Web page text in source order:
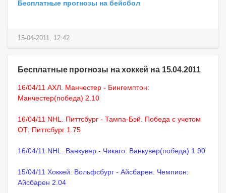
Бесплатные прогнозы на бейсбол
15-04-2011, 12:42
Бесплатные прогнозы на хоккей на 15.04.2011
16/04/11 АХЛ. Манчестер - Бингемптон:
Манчестер(победа) 2.10
16/04/11 NHL. Питтсбург - Тампа-Бэй. Победа с учетом
ОТ: Питтсбург 1.75
16/04/11 NHL. Ванкувер - Чикаго: Ванкувер(победа) 1.90
15/04/11 Хоккей. Вольфсбург - Айсбарен. Чемпион:
Айсбарен 2.04